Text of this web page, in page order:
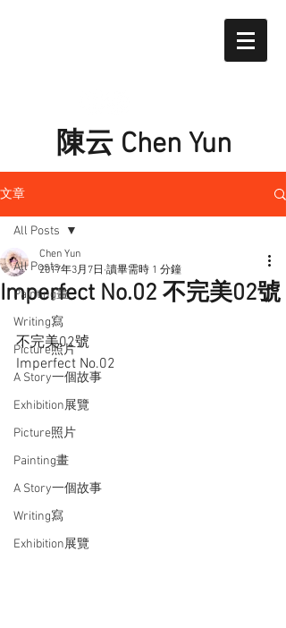
陳云 Chen Yun
文章
All Posts
Painting畫
Writing寫
Picture照片
A Story一個故事
Exhibition展覽
Picture照片
Painting畫
A Story一個故事
Writing寫
Exhibition展覽
All Posts
Imperfect No.02 不完美02號
Chen Yun
2017年3月7日 讀畢需時 1 分鐘
不完美02號
Imperfect No.02